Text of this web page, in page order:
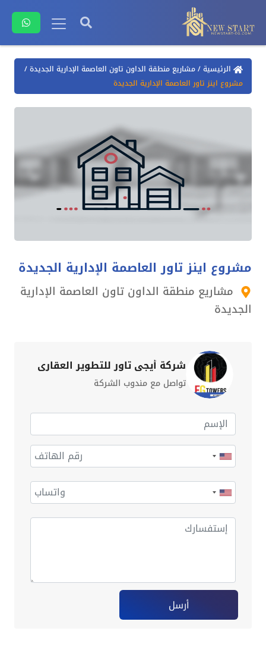
الرئيسية/مشاريع منطقة الداون تاون العاصمة الإدارية الجديدة/
مشروع اينز تاور العاصمة الإدارية الجديدة
مشروع اينز تاور العاصمة الإدارية الجديدة
مشاريع منطقة الداون تاون العاصمة الإدارية
الجديدة
شركة أيجي تاور للتطوير العقاري
تواصل مع مندوب الشركة
أرسل